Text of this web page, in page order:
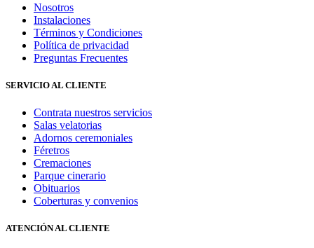
Nosotros
Instalaciones
Términos y Condiciones
Política de privacidad
Preguntas Frecuentes
SERVICIO AL CLIENTE
Contrata nuestros servicios
Salas velatorias
Adornos ceremoniales
Féretros
Cremaciones
Parque cinerario
Obituarios
Coberturas y convenios
ATENCIÓN AL CLIENTE